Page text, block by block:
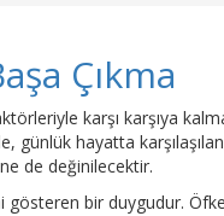
Çıkma
karşı karşıya
hayatta
de değinilecektir.
gösteren bir duygudur.